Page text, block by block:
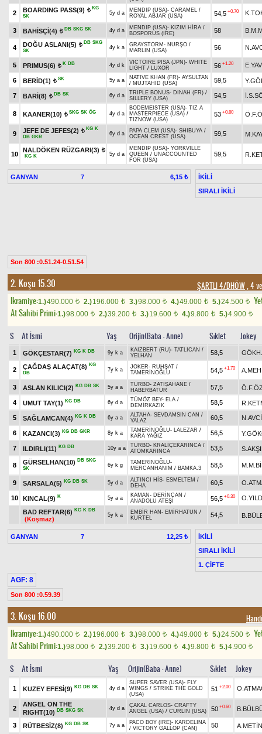
2 BOARDING PASS(9) t KG
SK
5y d a MENDIP (USA)- CARAMEL /
ROYAL ABJAR (USA)
54,5 +0.70
3 BAHİSÇİ(4) t DB SKG SK 4y d a MENDIP (USA)- KIZIM HİRA /
BOSPORUS (IRE)
58
4 DOĞU ASLANI(5) t DB SKG
SK
4y k a GRAYSTORM - NURŞO /
MARLIN (USA)
56
5 PRIMUS(6) t K DB 4y d k VICTOIRE PISA (JPN)- WHITE
LIGHT / LUXOR 56 +1.20
6 BERİD(1) t SK 5y a a NATIVE KHAN (FR)- AYSULTAN
/ MUJTAHID (USA) 59,5
7 BARİ(8) t DB SK 6y d a TRIPLE BONUS- DINAH (FR) /
SILLERY (USA)
54,5
8 KAANER(10) t SKG SK ÖG 4y d a
BODEMEISTER (USA)- TIZ A
MASTERPIECE (USA) /
TIZNOW (USA)
53 +0.80
9 JEFE DE JEFES(2) t KG K
DB GKR
6y d a PAPA CLEM (USA)- SHIBUYA /
OCEAN CREST (USA)
59,5
10
NALDÖKEN RÜZGARI(3) t
KG K 5y d a
MENDIP (USA)- YORKVILLE
QUEEN / UNACCOUNTED
FOR (USA)
59,5
GANYAN 7 6,15 ₺
İKİLİ
SIRALI İKİLİ
Son 800 :0.51.24-0.51.54
2. Koşu 15.30 ŞARTLI 4/DHÖW, 4
Ikramiye:1.)490.000 t 2.)196.000 t 3.)98.000 t 4.)49.000 t 5.)24.500 t
At Sahibi Primi:1.)98.000 t 2.)39.200 t 3.)19.600 t 4.)9.800 t 5.)4.900 t
S At İsmi Yaş Orijin(Baba - Anne) Sıklet Jokey
1 GÖKÇESTAR(7) KG K DB 9y k a KAIZBERT (RU)- TATLICAN /
YELHAN
58,5
2 ÇAĞDAŞ ALAÇAT(8) KG
DB
7y k a JOKER- RUHŞAT /
TAMERİNOĞLU
54,5 +1.70
3 ASLAN KILICI(2) KG DB SK 5y a a TURBO- ZATIŞAHANE /
HABERBATUR
57,5
4 UMUT TAY(1) KG DB 6y d a TÜMÖZ BEY- ELA /
DEMİRKAZIK
58,5
5 SAĞLAMCAN(4) KG K DB 6y a a ALTAHA- SEVDAMSIN CAN /
YALAZ
60,5 N.AVCİ
6 KAZANCI(3) KG DB GKR 8y k a TAMERİNOĞLU- LALEZAR /
KARA YAĞIZ
56,5
7 ILDIRLI(11) KG DB 10y a a TURBO- KRALİÇEKARINCA /
ATOMKARINCA
53,5
8 GÜRSELHAN(10) DB SKG
SK
6y k g TAMERİNOĞLU-
MERCANHANIM / BAMKA.3 58,5
9 SARSALA(5) KG DB SK 5y d a ALTINCI HİS- ESMELTEM /
DEHA
60,5
10 KINCAL(9) K 5y a a KAMAN - DERİNCAN /
ANADOLU ATEŞİ
56,5 +0.30
BAD REFTAR(6) KG K DB
(Koşmaz)
5y k a EMBİR HAN - EMİRHATUN /
KURTEL
54,5
GANYAN 7 12,25 ₺
İKİLİ
SIRALI İKİLİ
1. ÇİFTE
AGF: 8
Son 800 :0.59.39
3. Koşu 16.00
Ikramiye:1.)490.000 t 2.)196.000 t 3.)98.000 t 4.)49.000 t 5.)24.500 t
At Sahibi Primi:1.)98.000 t 2.)39.200 t 3.)19.600 t 4.)9.800 t 5.)4.900 t
S At İsmi Yaş Orijin(Baba - Anne) Sıklet Jokey
1 KUZEY EFESİ(9) KG DB SK 4y d a
SUPER SAVER (USA)- FLY
WINGS / STRIKE THE GOLD
(USA)
51 +2.00
2
ANGEL ON THE
RIGHT(10) DB SKG SK 4y d a ÇAKAL CARLOS- CRAFTY
ANGEL (USA) / CURLIN (USA) 50 +0.60
3 RÜTBESİZ(8) KG DB SK 7y a a PACO BOY (IRE)- KARDELINA
/ VICTORY GALLOP (CAN) 50 A.METİN